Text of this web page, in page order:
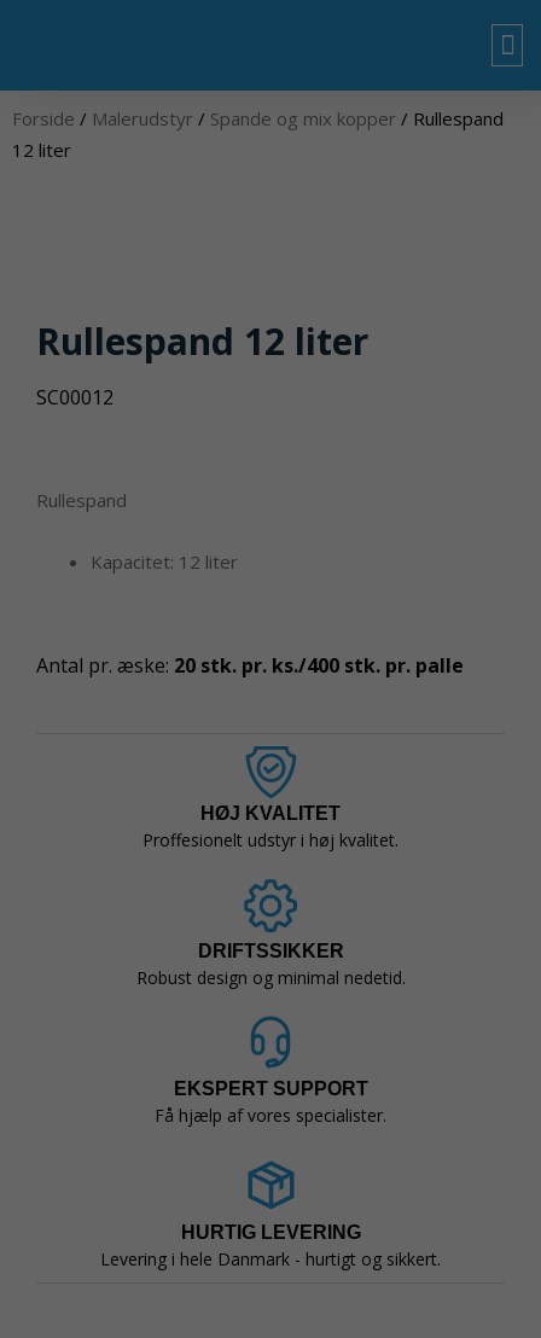
Forside / Malerudstyr / Spande og mix kopper / Rullespand
12 liter
Rullespand 12 liter
SC00012
Rullespand
Kapacitet: 12 liter
Antal pr. æske: 20 stk. pr. ks./400 stk. pr. palle
HØJ KVALITET
Proffesionelt udstyr i høj kvalitet.
DRIFTSSIKKER
Robust design og minimal nedetid.
EKSPERT SUPPORT
Få hjælp af vores specialister.
HURTIG LEVERING
Levering i hele Danmark - hurtigt og sikkert.